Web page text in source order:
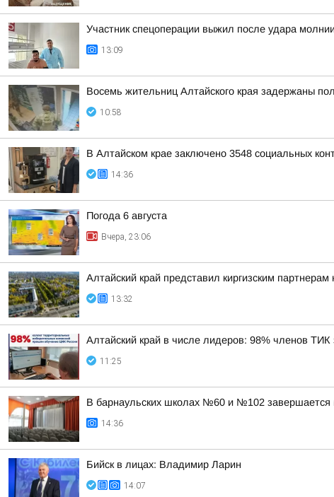
Участник спецоперации выжил после удара
13:09
Восемь жительниц Алтайского края задержаны
10:58
В Алтайском крае заключено 3548 социальных
14:36
Погода 6 августа
Вчера, 23:06
Алтайский край представил киргизским
13:32
Алтайский край в числе лидеров: 98% членов
11:25
В барнаульских школах №60 и №102 завершается
14:36
Бийск в лицах: Владимир Ларин
14:07